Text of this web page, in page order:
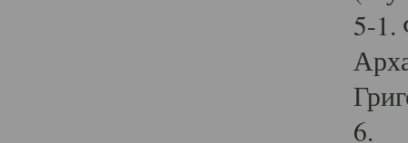
5-1.
6.